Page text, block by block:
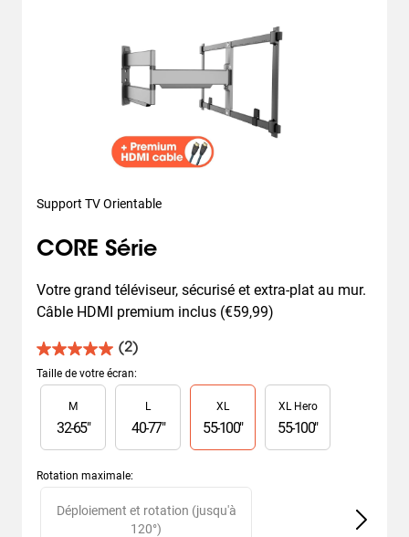
Support TV Orientable
CORE Série
Votre grand téléviseur, sécurisé et extra-plat au mur.
Câble HDMI premium inclus (€59,99)
(2)
5.0
sur
5
étoiles.
avis
Taille de votre écran:
Slide 1 of 4
M
32-65"
L
40-77"
XL
55-100"
XL Hero
55-100"
Rotation maximale:
Slide 1 of 2
Déploiement et rotation (jusqu'à
120°)